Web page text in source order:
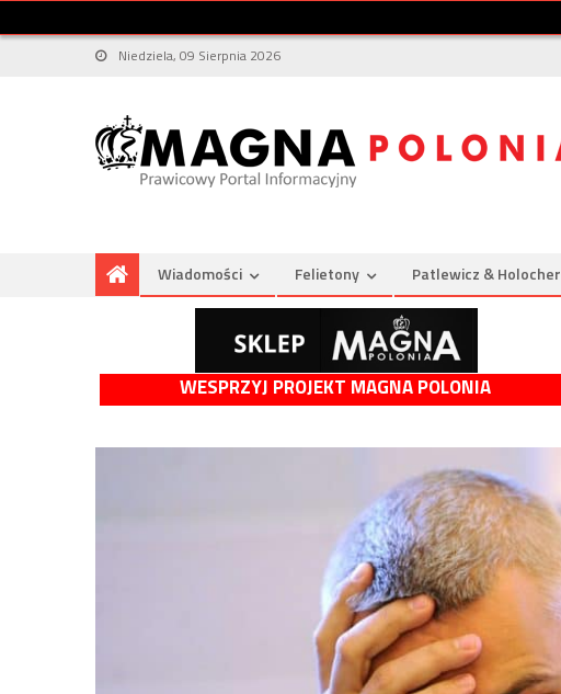
Niedziela, 09 Sierpnia 2026
Wiadomości Felietony Patlewicz & Holocher
WESPRZYJ PROJEKT MAGNA POLONIA